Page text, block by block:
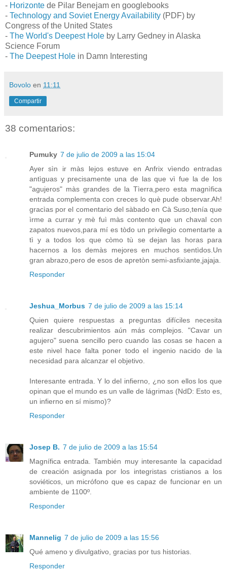
- Horizonte de Pilar Benejam en googlebooks
- Technology and Soviet Energy Availability (PDF) by
Congress of the United States
- The World's Deepest Hole by Larry Gedney in Alaska
Science Forum
- The Deepest Hole in Damn Interesting
Bovolo en 11:11
Compartir
38 comentarios:
Pumuky 7 de julio de 2009 a las 15:04
Ayer sìn ir màs lejos estuve en Anfrix vìendo entradas
antìguas y precisamente una de las que vì fue la de los
"agujeros" màs grandes de la Tìerra,pero esta magnìfica
entrada complementa con creces lo què pude observar.Ah!
gracìas por el comentario del sàbado en Cà Suso,tenía que
ìrme a currar y mè fuì màs contento que un chaval con
zapatos nuevos,para mí es tòdo un privilegio comentarte a
tì y a todos los que còmo tù se dejan las horas para
hacernos a los demàs mejores en muchos sentìdos.Un
gran abrazo,pero de esos de apretòn semi-asfixìante,jajaja.
Responder
Jeshua_Morbus 7 de julio de 2009 a las 15:14
Quien quiere respuestas a preguntas difíciles necesita
realizar descubrimientos aún más complejos. "Cavar un
agujero" suena sencillo pero cuando las cosas se hacen a
este nivel hace falta poner todo el ingenio nacido de la
necesidad para alcanzar el objetivo.
Interesante entrada. Y lo del infierno, ¿no son ellos los que
opinan que el mundo es un valle de lágrimas (NdD: Esto es,
un infierno en sí mismo)?
Responder
Josep B. 7 de julio de 2009 a las 15:54
Magnífica entrada. También muy interesante la capacidad
de creación asignada por los integristas cristianos a los
soviéticos, un micrófono que es capaz de funcionar en un
ambiente de 1100º.
Responder
Mannelig 7 de julio de 2009 a las 15:56
Qué ameno y divulgativo, gracias por tus historias.
Responder